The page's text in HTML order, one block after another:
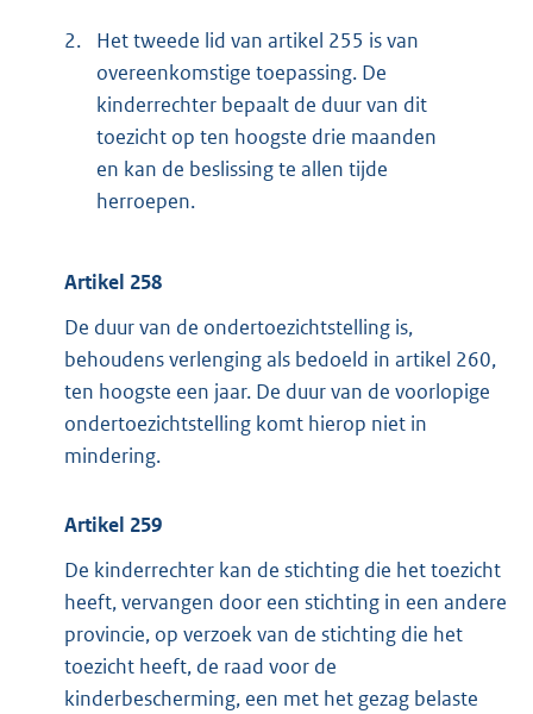
2.
Het tweede lid van artikel 255 is van
overeenkomstige toepassing. De
kinderrechter bepaalt de duur van dit
toezicht op ten hoogste drie maanden
en kan de beslissing te allen tijde
herroepen.
Artikel 258
De duur van de ondertoezichtstelling is,
behoudens verlenging als bedoeld in artikel 260,
ten hoogste een jaar. De duur van de voorlopige
ondertoezichtstelling komt hierop niet in
mindering.
Artikel 259
De kinderrechter kan de stichting die het toezicht
heeft, vervangen door een stichting in een andere
provincie, op verzoek van de stichting die het
toezicht heeft, de raad voor de
kinderbescherming, een met het gezag belaste